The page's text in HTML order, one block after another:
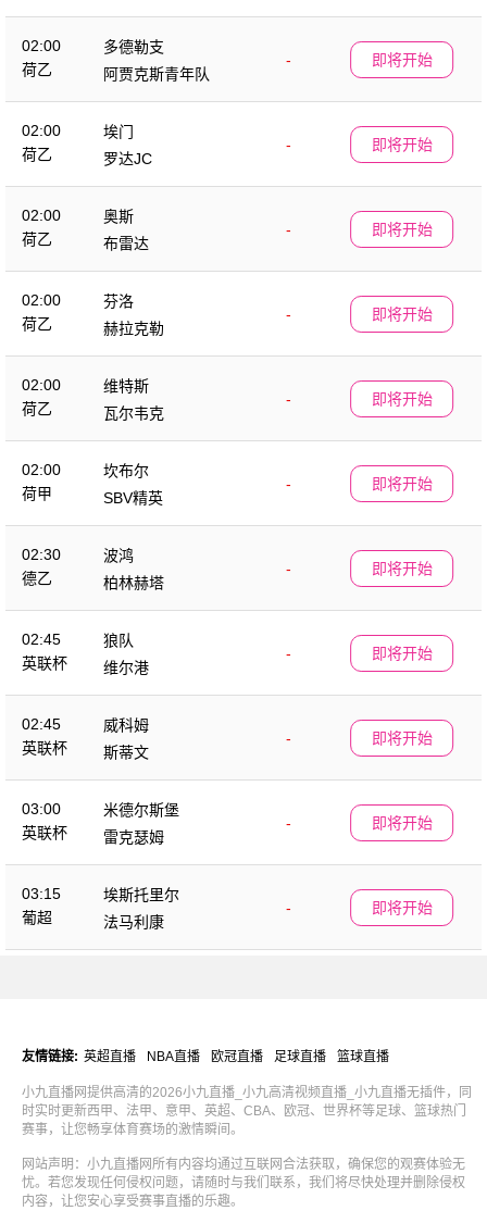
02:00
荷乙
多德勒支
-
阿贾克斯青年队
即将开始
02:00
荷乙
埃门
-
罗达JC
即将开始
02:00
荷乙
奥斯
-
布雷达
即将开始
02:00
荷乙
芬洛
-
赫拉克勒
即将开始
02:00
荷乙
维特斯
-
瓦尔韦克
即将开始
02:00
荷甲
坎布尔
-
SBV精英
即将开始
02:30
德乙
波鸿
-
柏林赫塔
即将开始
02:45
英联杯
狼队
-
维尔港
即将开始
02:45
英联杯
威科姆
-
斯蒂文
即将开始
03:00
英联杯
米德尔斯堡
-
雷克瑟姆
即将开始
03:15
葡超
埃斯托里尔
-
法马利康
即将开始
友情链接: 英超直播 NBA直播 欧冠直播 足球直播 篮球直播
小九直播网提供高清的2026小九直播_小九高清视频直播_小九直播无插件，同
时实时更新西甲、法甲、意甲、英超、CBA、欧冠、世界杯等足球、篮球热门
赛事，让您畅享体育赛场的激情瞬间。
网站声明：小九直播网所有内容均通过互联网合法获取，确保您的观赛体验无
忧。若您发现任何侵权问题，请随时与我们联系，我们将尽快处理并删除侵权
内容，让您安心享受赛事直播的乐趣。